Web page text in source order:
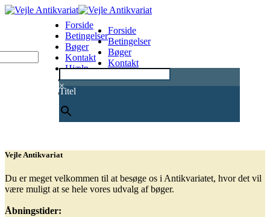
×
Titel
Forside
Betingelser
Bøger
Kontakt
Hjælp
0
Forside
Betingelser
Bøger
Kontakt
Vejle Antikvariat
Du er meget velkommen til at besøge os i Antikvariatet, hvor det vil
være muligt at se hele vores udvalg af bøger.
Åbningstider: